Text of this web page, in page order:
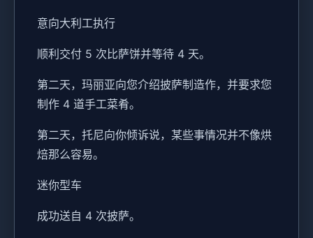
意向大利工执行
顺利交付 5 次比萨饼并等待 4 天。
第二天，玛丽亚向您介绍披萨制造作，并要求您
制作 4 道手工菜肴。
第二天，托尼向你倾诉说，某些事情况并不像烘
焙那么容易。
迷你型车
成功送自 4 次披萨。